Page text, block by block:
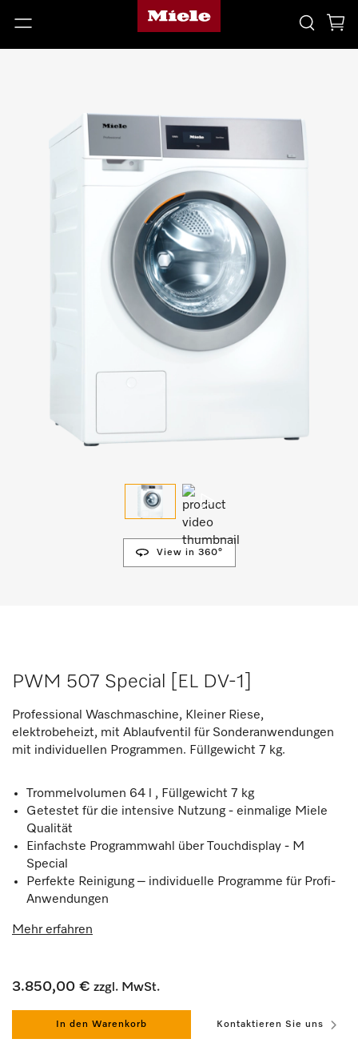
View in 360°
PWM 507 Special [EL DV-1]
Professional Waschmaschine, Kleiner Riese,
elektrobeheizt, mit Ablaufventil für Sonderanwendungen
mit individuellen Programmen. Füllgewicht 7 kg.
Trommelvolumen 64 l , Füllgewicht 7 kg
Getestet für die intensive Nutzung - einmalige Miele
Qualität
Einfachste Programmwahl über Touchdisplay - M
Special
Perfekte Reinigung – individuelle Programme für Profi-
Anwendungen
Mehr erfahren
3.850,00 € zzgl. MwSt.
In den Warenkorb Kontaktieren Sie uns